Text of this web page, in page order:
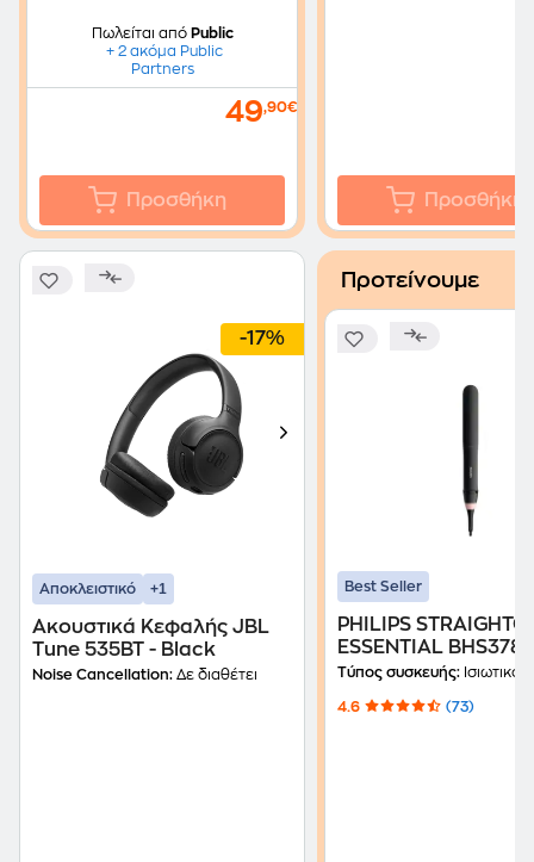
Πωλείται από Public
+ 2 ακόμα Public
Partners
49,90€
Προσθήκη Προσθήκη
-17%
Αποκλειστικό +1
Ακουστικά Κεφαλής JBL
Tune 535BT - Black
Noise Cancellation: Δε διαθέτει
Προτείνουμε
Best Seller
PHILIPS
ESSENTIAL
Ισιωτικό Μαλλιών
Τύπος συσκευής: Ισιωτικό
4.6 (73)